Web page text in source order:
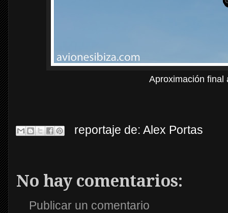
Aproximación final
reportaje de: Alex Portas
No hay comentarios:
Publicar un comentario